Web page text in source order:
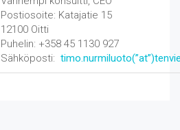
Postiosoite: Katajatie 15
12100 Oitti
Puhelin: +358 45 1130 927
Sähköposti: